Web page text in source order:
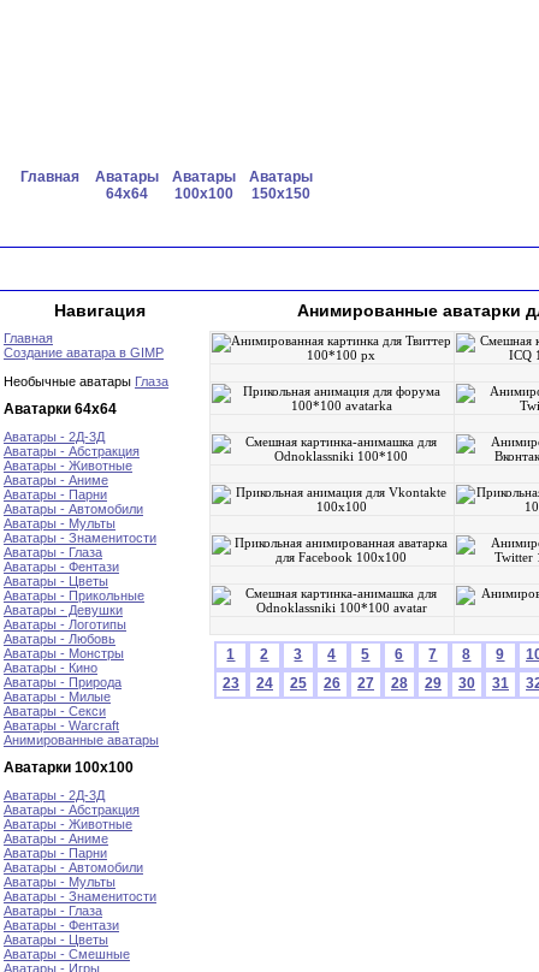
Главная
Аватары
64x64
Аватары
100x100
Аватары
150x150
Навигация
Главная
Создание аватара в GIMP
Необычные аватары Глаза
Аватарки 64х64
Аватары - 2Д-3Д
Аватары - Абстракция
Аватары - Животные
Аватары - Аниме
Аватары - Парни
Аватары - Автомобили
Аватары - Мульты
Аватары - Знаменитости
Аватары - Глаза
Аватары - Фентази
Аватары - Цветы
Аватары - Прикольные
Аватары - Девушки
Аватары - Логотипы
Аватары - Любовь
Аватары - Монстры
Аватары - Кино
Аватары - Природа
Аватары - Милые
Аватары - Секси
Аватары - Warcraft
Анимированные аватары
Аватарки 100х100
Аватары - 2Д-3Д
Аватары - Абстракция
Аватары - Животные
Аватары - Аниме
Аватары - Парни
Аватары - Автомобили
Аватары - Мульты
Аватары - Знаменитости
Аватары - Глаза
Аватары - Фентази
Аватары - Цветы
Аватары - Смешные
Аватары - Игры
Анимированные аватарки
1 2 3 4 5 6 7 8 9
23
24 25 26 27 28 29 30 31